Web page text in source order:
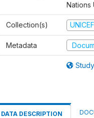
Nations
Collection(s)
Metadata
DATA DESCRIPTION